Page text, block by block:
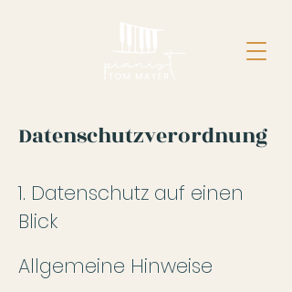
Datenschutzverordnung
1. Datenschutz auf einen
Blick
Allgemeine Hinweise